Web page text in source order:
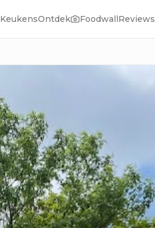
KeukensOntdek FoodwallReviews